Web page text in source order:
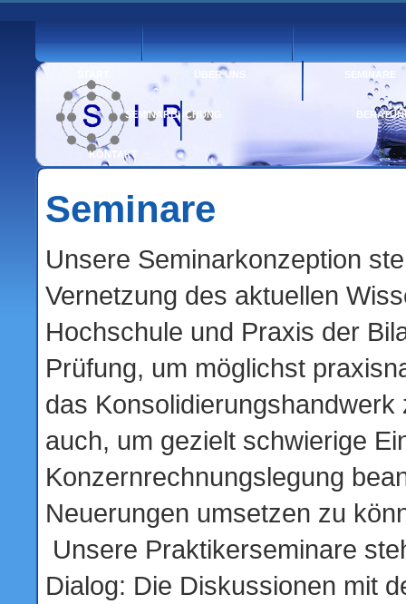
ÜBER UNS SEMINARE
SEMINARBUCHUNG
KONTAKT
Seminare
Unsere Seminarkonzeption
Vernetzung des aktuellen
Hochschule und Praxis der
Prüfung, um möglichst
das Konsolidierungshandwerk
auch, um gezielt schwierige
Konzernrechnungslegung
Neuerungen umsetzen zu
Unsere Praktikerseminare
Dialog: Die Diskussionen mit